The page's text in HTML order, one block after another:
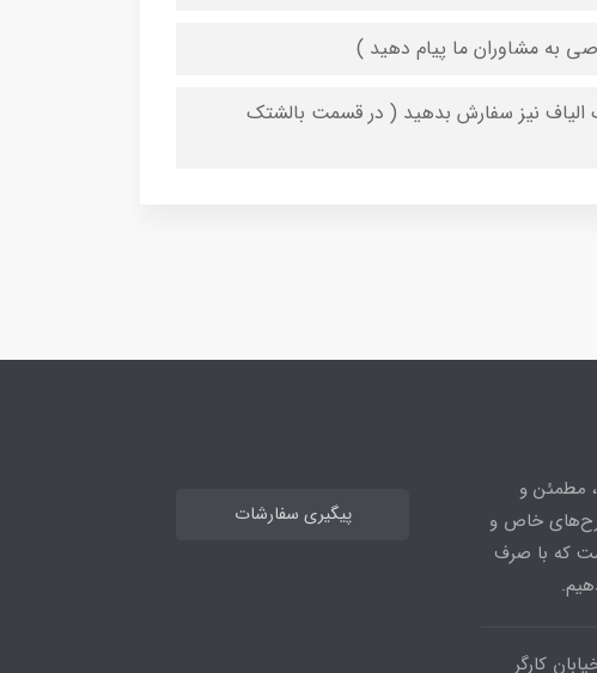
به مشاوران ما پیام دهید )
الیاف نیز سفارش بدهید ( در قسمت بالشتک
مطمئن و
طرح‌های خاص و
که با صرف
کارگر
پیگیری سفارشات